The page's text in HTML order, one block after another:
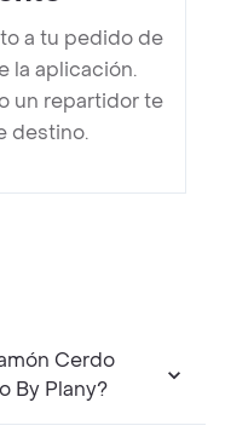
a tu pedido de
la aplicación.
un repartidor te
destino.
Cerdo
By Plany?